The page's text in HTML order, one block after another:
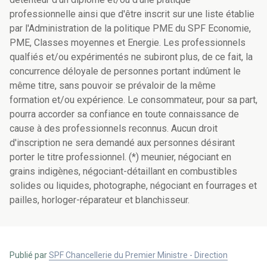
professionnelle ainsi que d'être inscrit sur une liste établie
par l'Administration de la politique PME du SPF Economie,
PME, Classes moyennes et Energie. Les professionnels
qualfiés et/ou expérimentés ne subiront plus, de ce fait, la
concurrence déloyale de personnes portant indûment le
même titre, sans pouvoir se prévaloir de la même
formation et/ou expérience. Le consommateur, pour sa part,
pourra accorder sa confiance en toute connaissance de
cause à des professionnels reconnus. Aucun droit
d'inscription ne sera demandé aux personnes désirant
porter le titre professionnel. (*) meunier, négociant en
grains indigènes, négociant-détaillant en combustibles
solides ou liquides, photographe, négociant en fourrages et
pailles, horloger-réparateur et blanchisseur.
Publié parSPF Chancellerie du Premier Ministre - Direction